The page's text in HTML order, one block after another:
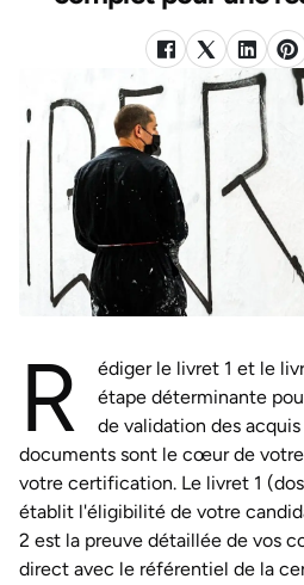
R
édiger le livret 1 et le
étape déterminante
de validation des
documents sont le cœur de
votre certification. Le livret 1
établit l'éligibilité de votre
2 est la preuve détaillée de vos
direct avec le référentiel de la